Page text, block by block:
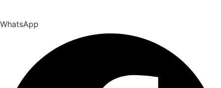
WhatsApp